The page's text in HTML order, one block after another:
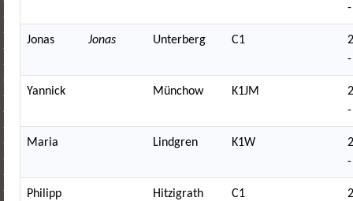
Jonas Jonas Unterberg C1
Yannick Münchow K1JM
Maria Lindgren K1W
Philipp Hitzigrath C1